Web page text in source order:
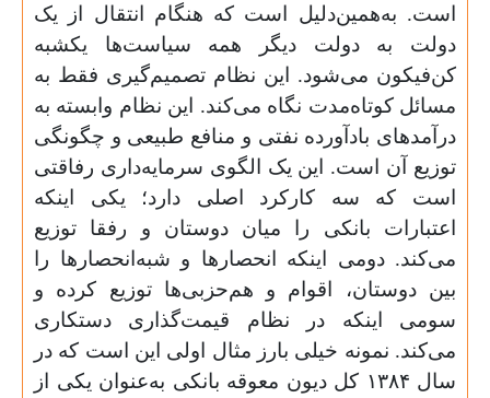
است. به‌همین‌دلیل است که هنگام انتقال از یک
دولت به دولت دیگر همه سیاست‌ها یکشبه
کن‌فیکون می‌شود. این‌ نظام تصمیم‌گیری فقط به
مسائل کوتاه‌مدت نگاه می‌کند. این نظام وابسته به
درآمدهای باد‌آورده نفتی و منافع طبیعی و چگونگی
توزیع آن است. این یک الگوی سرمایه‌داری رفاقتی
است که سه کارکرد اصلی دارد؛ یکی اینکه
اعتبارات بانکی را میان دوستان و رفقا توزیع
می‌کند. دومی اینکه انحصارها و شبه‌انحصارها را
بین دوستان، اقوام و هم‌حزبی‌ها توزیع کرده و
سومی اینکه در نظام قیمت‌گذاری دستکاری
می‌کند. نمونه خیلی بارز مثال اولی این است که در
سال ۱۳۸۴ کل دیون معوقه بانکی به‌عنوان یکی از